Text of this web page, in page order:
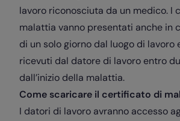
lavoro riconosciuta da un medico. I
malattia vanno presentati anche in
di un solo giorno dal luogo di lavoro
ricevuti dal datore di lavoro entro
dall’inizio della malattia.
Come scaricare il certificato di
I datori di lavoro avranno accesso